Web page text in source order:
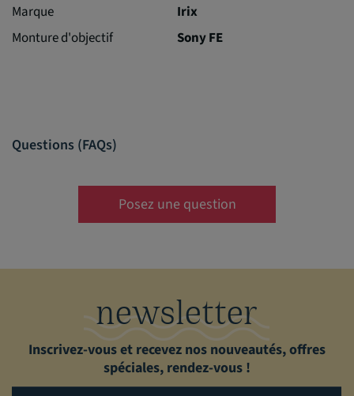
Marque
Irix
Monture d'objectif
Sony FE
Questions (FAQs)
Posez une question
newsletter
Inscrivez-vous et recevez nos nouveautés, offres
spéciales, rendez-vous !